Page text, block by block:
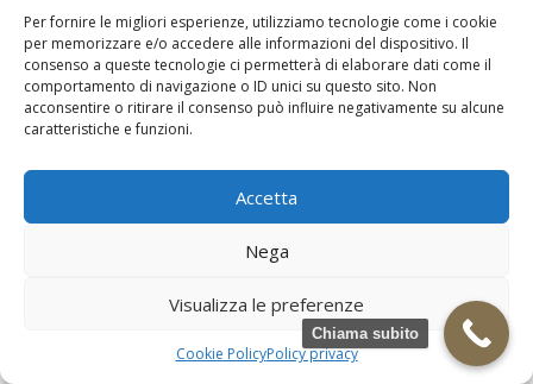
Per fornire le migliori esperienze, utilizziamo tecnologie come i cookie
per memorizzare e/o accedere alle informazioni del dispositivo. Il
consenso a queste tecnologie ci permetterà di elaborare dati come il
comportamento di navigazione o ID unici su questo sito. Non
acconsentire o ritirare il consenso può influire negativamente su alcune
caratteristiche e funzioni.
Accetta
Nega
Visualizza le preferenze
Cookie PolicyPolicy privacy
Chiama subito